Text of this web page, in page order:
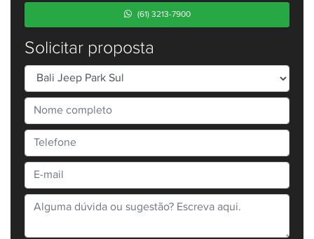
(61) 3213-7900
Solicitar proposta